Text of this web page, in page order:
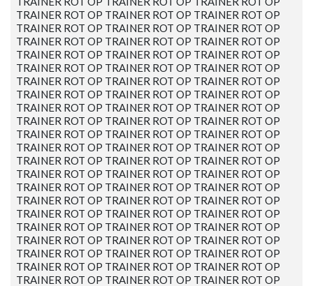
TRAINER ROT OP TRAINER ROT OP TRAINER ROT OP
TRAINER ROT OP TRAINER ROT OP TRAINER ROT OP
TRAINER ROT OP TRAINER ROT OP TRAINER ROT OP
TRAINER ROT OP TRAINER ROT OP TRAINER ROT OP
TRAINER ROT OP TRAINER ROT OP TRAINER ROT OP
TRAINER ROT OP TRAINER ROT OP TRAINER ROT OP
TRAINER ROT OP TRAINER ROT OP TRAINER ROT OP
TRAINER ROT OP TRAINER ROT OP TRAINER ROT OP
TRAINER ROT OP TRAINER ROT OP TRAINER ROT OP
TRAINER ROT OP TRAINER ROT OP TRAINER ROT OP
TRAINER ROT OP TRAINER ROT OP TRAINER ROT OP
TRAINER ROT OP TRAINER ROT OP TRAINER ROT OP
TRAINER ROT OP TRAINER ROT OP TRAINER ROT OP
TRAINER ROT OP TRAINER ROT OP TRAINER ROT OP
TRAINER ROT OP TRAINER ROT OP TRAINER ROT OP
TRAINER ROT OP TRAINER ROT OP TRAINER ROT OP
TRAINER ROT OP TRAINER ROT OP TRAINER ROT OP
TRAINER ROT OP TRAINER ROT OP TRAINER ROT OP
TRAINER ROT OP TRAINER ROT OP TRAINER ROT OP
TRAINER ROT OP TRAINER ROT OP TRAINER ROT OP
TRAINER ROT OP TRAINER ROT OP TRAINER ROT OP